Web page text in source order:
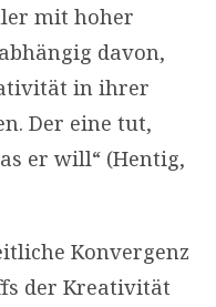
mit hoher
davon,
in ihrer
Der eine tut,
er will“ (Hentig,
Konvergenz
der Kreativität